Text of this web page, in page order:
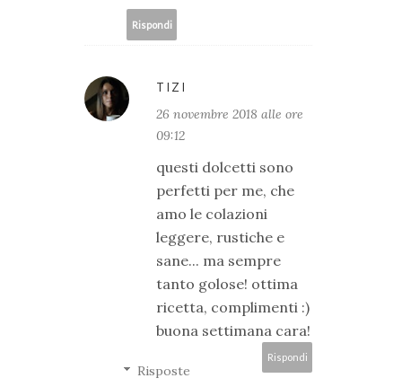
Rispondi
TIZI
26 novembre 2018 alle ore
09:12
questi dolcetti sono
perfetti per me, che
amo le colazioni
leggere, rustiche e
sane... ma sempre
tanto golose! ottima
ricetta, complimenti :)
buona settimana cara!
Rispondi
Risposte